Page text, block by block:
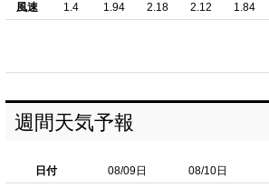
風速
1.4
1.94
2.18
2.12
1.84
週間天気予報
日付 08/09日 08/10日